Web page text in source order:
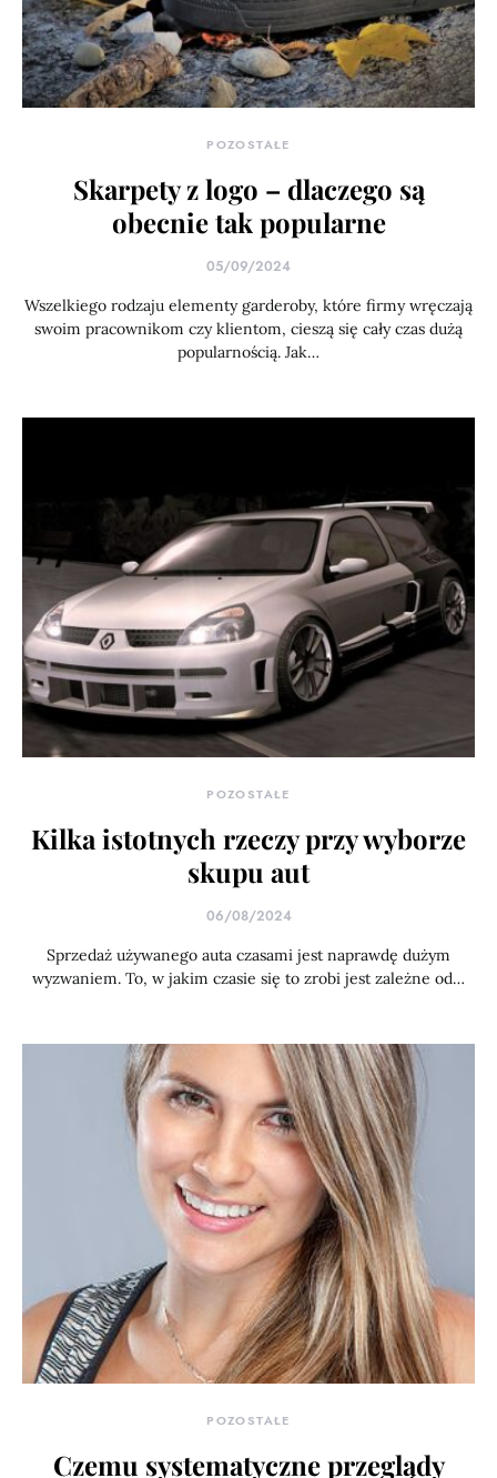
POZOSTAŁE
Skarpety z logo – dlaczego są
obecnie tak popularne
05/09/2024
Wszelkiego rodzaju elementy garderoby, które firmy wręczają
swoim pracownikom czy klientom, cieszą się cały czas dużą
popularnością. Jak…
POZOSTAŁE
Kilka istotnych rzeczy przy wyborze
skupu aut
06/08/2024
Sprzedaż używanego auta czasami jest naprawdę dużym
wyzwaniem. To, w jakim czasie się to zrobi jest zależne od…
POZOSTAŁE
Czemu systematyczne przeglądy